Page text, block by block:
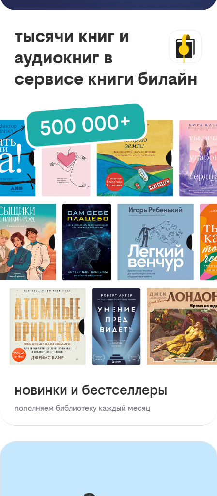
тысячи книг и
аудиокниг в
сервисе книги билайн
новинки и бестселлеры
пополняем библиотеку каждый месяц